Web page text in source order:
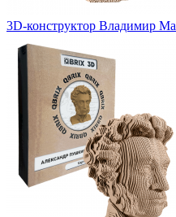
3D-конструктор Владимир